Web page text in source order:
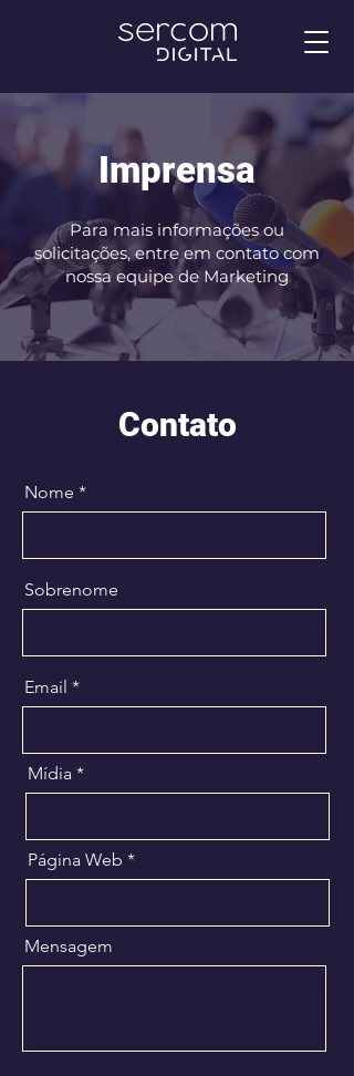
Imprensa
Para mais informações ou
solicitações, entre em contato com
nossa equipe de Marketing
​Contato
Nome
Sobrenome
Email
Mídia
Página Web
Mensagem